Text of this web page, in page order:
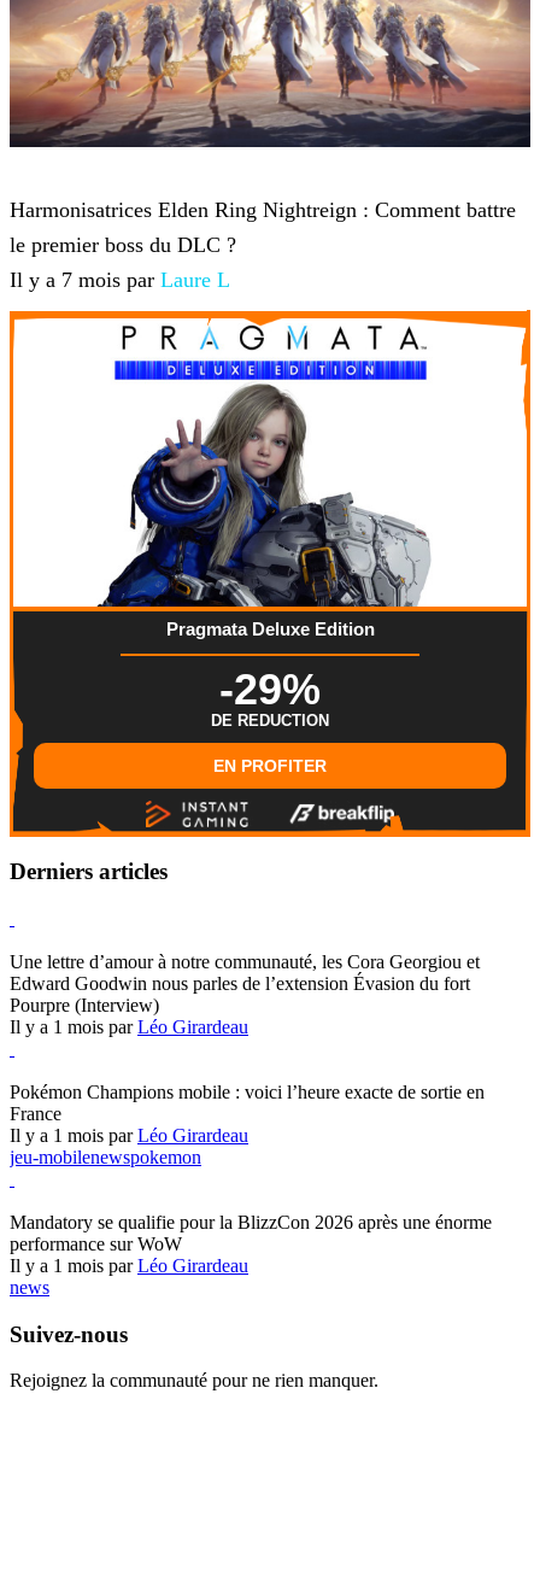
Harmonisatrices Elden Ring Nightreign : Comment battre
le premier boss du DLC ?
Il y a 7 mois par Laure L
Pragmata Deluxe Edition
-29%
DE REDUCTION
EN PROFITER
Derniers articles
Une lettre d’amour à notre communauté, les Cora Georgiou et
Edward Goodwin nous parles de l’extension Évasion du fort
Pourpre (Interview)
Il y a 1 mois parLéo Girardeau
Pokémon Champions mobile : voici l’heure exacte de sortie en
France
Il y a 1 mois parLéo Girardeau
jeu-mobilenewspokemon
Mandatory se qualifie pour la BlizzCon 2026 après une énorme
performance sur WoW
Il y a 1 mois parLéo Girardeau
news
Suivez-nous
Rejoignez la communauté pour ne rien manquer.